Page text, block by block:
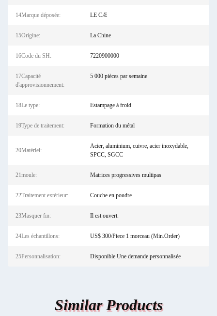
14Marque déposée: LE CÆ
15Origine: La Chine
16Code du SH: 7220900000
17Capacité
d'approvisionnement:
5 000 pièces par semaine
18Le type: Estampage à froid
19Type de traitement: Formation du métal
20Matériel:
Acier, aluminium, cuivre, acier inoxydable,
SPCC, SGCC
21moule: Matrices progressives multipas
22Traitement extérieur: Couche en poudre
23Masquer fin: Il est ouvert.
24Les échantillons: US$ 300/Piece 1 morceau (Min.Order)
25Personnalisation: Disponible Une demande personnalisée
Similar Products